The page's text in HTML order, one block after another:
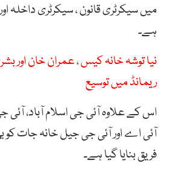
میں سیکرٹری قانون ، سیکرٹری داخلہ
ہے۔
نیا توشہ خانہ کیس ، عمران خان اور
ریمانڈ میں توسیع
اس کے علاوہ آئی جی اسلام آباد،
آئی اے اور آئی جی جیل خانہ جات
فریق بنایا گیا ہے۔